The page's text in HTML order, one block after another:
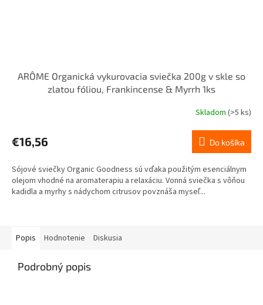
ARÔME Organická vykurovacia sviečka 200g v skle so
zlatou fóliou, Frankincense & Myrrh 1ks
Skladom (>5 ks)
€16,56 Do košíka
Sójové sviečky Organic Goodness sú vďaka použitým esenciálnym
olejom vhodné na aromaterapiu a relaxáciu. Vonná sviečka s vôňou
kadidla a myrhy s nádychom citrusov povznáša myseľ...
Popis Hodnotenie Diskusia
Podrobný popis